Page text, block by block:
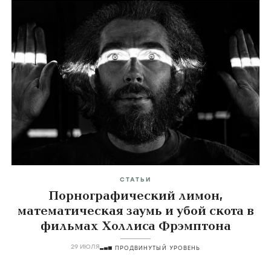
СТАТЬИ
Порнографический лимон,
математическая заумь и убой скота в
фильмах Холлиса Фрэмптона
29 ИЮЛЯ ПРОДВИНУТЫЙ УРОВЕНЬ